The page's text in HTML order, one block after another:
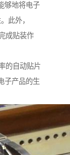
够地将电子
此外，
成贴装作
的自动贴片
子产品的生